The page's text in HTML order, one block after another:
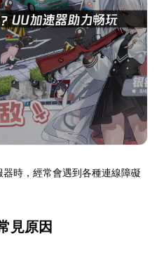
時，經常會遇到各種連線障礙
見原因